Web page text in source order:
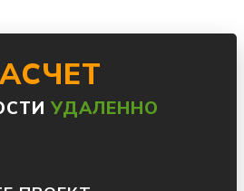
УДАЛЕННО